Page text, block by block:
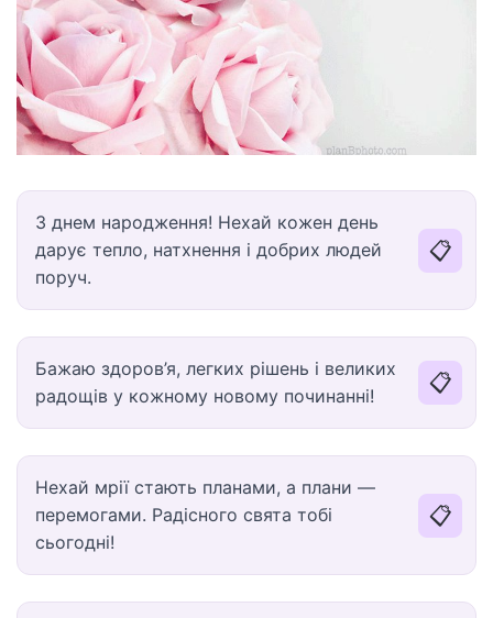
З днем народження! Нехай кожен день
дарує тепло, натхнення і добрих людей
поруч.
📋
Бажаю здоров’я, легких рішень і великих
радощів у кожному новому починанні!
📋
Нехай мрії стають планами, а плани —
перемогами. Радісного свята тобі
сьогодні!
📋